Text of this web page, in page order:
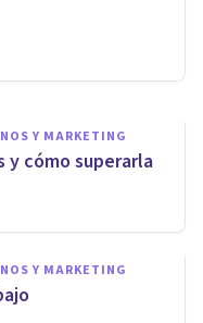
Y MARKETING
y cómo superarla
Y MARKETING